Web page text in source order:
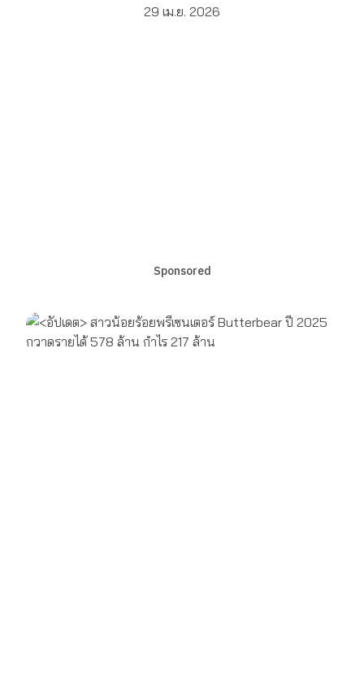
29 เม.ย. 2026
Sponsored